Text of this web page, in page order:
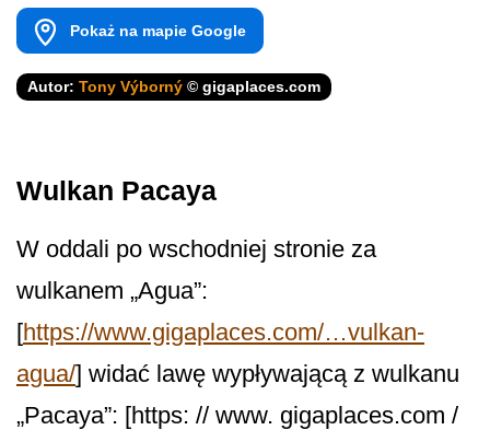
Pokaż na mapie Google
Autor: Tony Výborný © gigaplaces.com
Wulkan Pacaya
W oddali po wschodniej stronie za
wulkanem „Agua”:
[https://www.gigaplaces.com/…vulkan-
agua/] widać lawę wypływającą z wulkanu
„Pacaya”: [https: // www. gigaplaces.com /